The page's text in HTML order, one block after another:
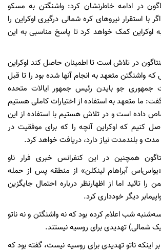
در ادامه خاطرنشان کرد: واشنگتن به مسکو
با استقرار نیروهای کره شمالی درگیری اوکراین را
اوکراین کمک خواهد کرد تا پاسخ مناسبی به این
در تلاش است تا اطمینان حاصل کند اوکراین
واشنگتن متعهد به انجام آنها شده بود را تا قبل
جمهوری جو بایدن رئیس جمهور ایالات متحده
ما متعهد به استفاده از اختیارات کاملی هستیم
داده است و در تلاش هستیم با استفاده از این
کنیم که اوکراین آنچه را که برای موفقیت در
و بلندمدت نیاز دارد، دریافت خواهد کرد.
همچنین در این کنفرانس خبری فرار ناو
«یواس‌اس آبراهام لینکلن» از منطقه پس از حمله
را تائید اما از اظهارنظر درباره احتمال جایگزین
دیگر خودداری کرد.
شب اعلام کرده بود که نه واشنگتن و نه ناتو
شمالی) تهدیدی برای روسیه نیستند.
اینکه ناتو تهدیدی برای روسیه نیست، گفته بود که